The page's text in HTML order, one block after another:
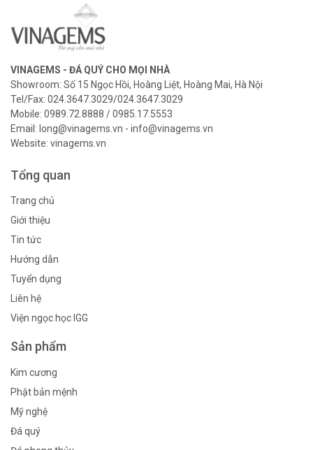
VINAGEMS - ĐÁ QUÝ CHO MỌI NHÀ
Showroom: Số 15 Ngọc Hồi, Hoàng Liệt, Hoàng Mai, Hà Nội
Tel/Fax: 024.3647.3029/024.3647.3029
Mobile: 0989.72.8888 / 0985.17.5553
Email: long@vinagems.vn - info@vinagems.vn
Website: vinagems.vn
Tổng quan
Trang chủ
Giới thiệu
Tin tức
Hướng dẫn
Tuyển dụng
Liên hệ
Viện ngọc học IGG
Sản phẩm
Kim cương
Phật bản mệnh
Mỹ nghệ
Đá quý